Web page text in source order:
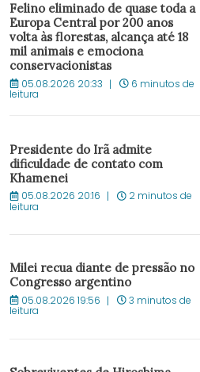
Felino eliminado de quase toda a
Europa Central por 200 anos
volta às florestas, alcança até 18
mil animais e emociona
conservacionistas
05.08.2026 20:33 6 minutos de
leitura
Presidente do Irã admite
dificuldade de contato com
Khamenei
05.08.2026 20:16 2 minutos de
leitura
Milei recua diante de pressão no
Congresso argentino
05.08.2026 19:56 3 minutos de
leitura